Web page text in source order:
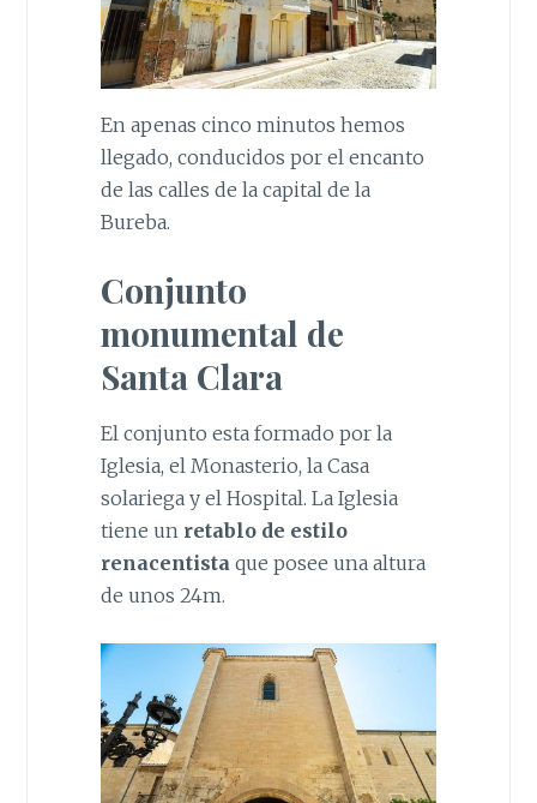
En apenas cinco minutos hemos
llegado, conducidos por el encanto
de las calles de la capital de la
Bureba.
Conjunto
monumental de
Santa Clara
El conjunto esta formado por la
Iglesia, el Monasterio, la Casa
solariega y el Hospital. La Iglesia
tiene un retablo de estilo
renacentistaque posee una altura
de unos 24m.